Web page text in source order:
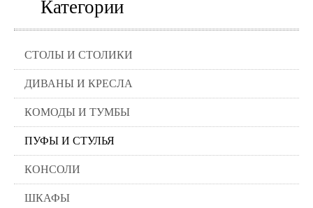
Категории
СТОЛЫ И СТОЛИКИ
ДИВАНЫ И КРЕСЛА
КОМОДЫ И ТУМБЫ
ПУФЫ И СТУЛЬЯ
КОНСОЛИ
ШКАФЫ